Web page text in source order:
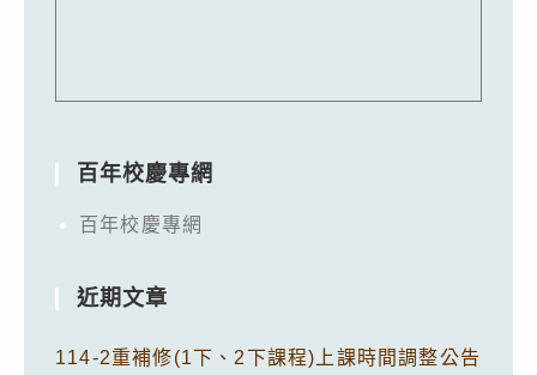
百年校慶專網
百年校慶專網
近期文章
114-2重補修(1下、2下課程)上課時間調整公告